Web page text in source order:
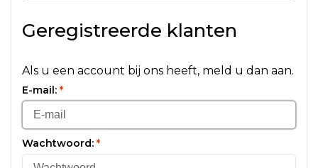
Geregistreerde klanten
Als u een account bij ons heeft, meld u dan aan.
E-mail: *
Wachtwoord: *